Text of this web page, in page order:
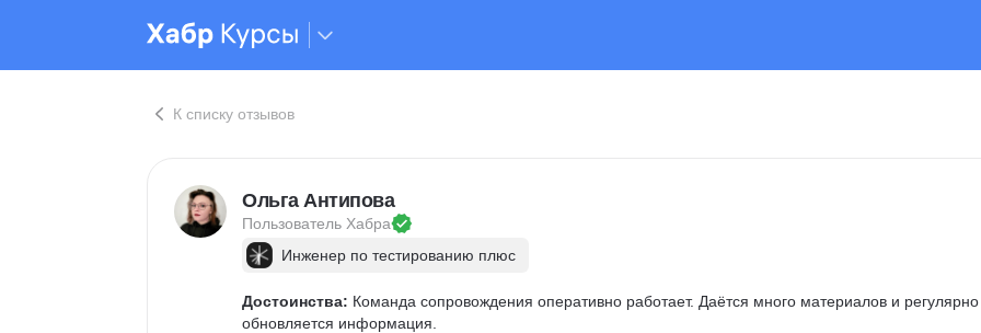
К списку отзывов
Ольга Антипова
Пользователь Хабра
Инженер по тестированию плюс
Достоинства: Команда сопровождения оперативно работает. Даётся много материалов и
обновляется информация.